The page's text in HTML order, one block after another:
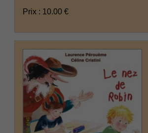
Prix : 10.00 €